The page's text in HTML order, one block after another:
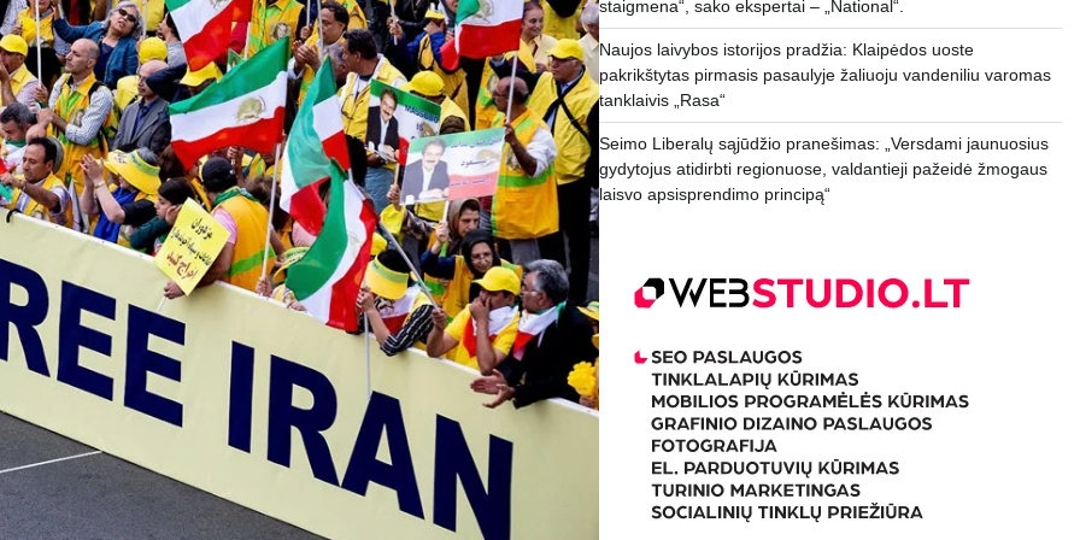
staigmena“, sako ekspertai – „National“.
Naujos laivybos istorijos pradžia: Klaipėdos uoste
pakrikštytas pirmasis pasaulyje žaliuoju vandeniliu varomas
tanklaivis „Rasa“
Seimo Liberalų sąjūdžio pranešimas: „Versdami jaunuosius
gydytojus atidirbti regionuose, valdantieji pažeidė žmogaus
laisvo apsisprendimo principą“